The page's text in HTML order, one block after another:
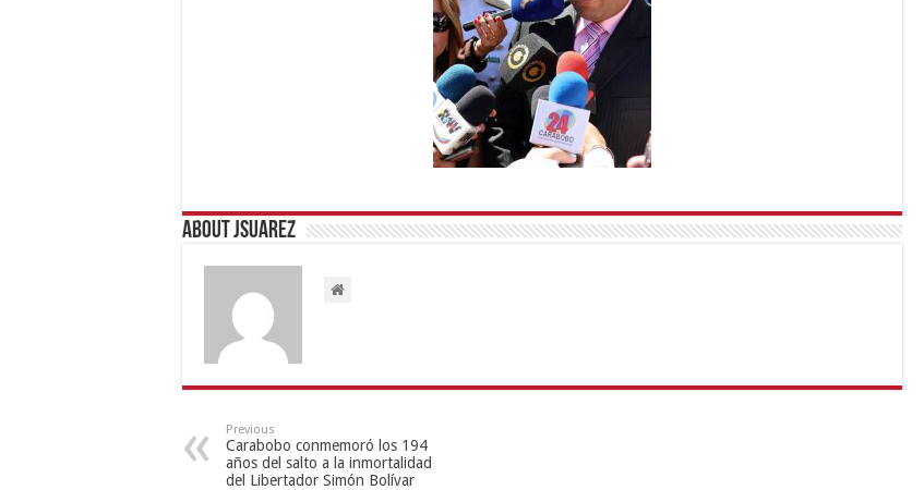
About Jsuarez
Previous
Carabobo conmemoró los 194
años del salto a la inmortalidad
del Libertador Simón Bolívar